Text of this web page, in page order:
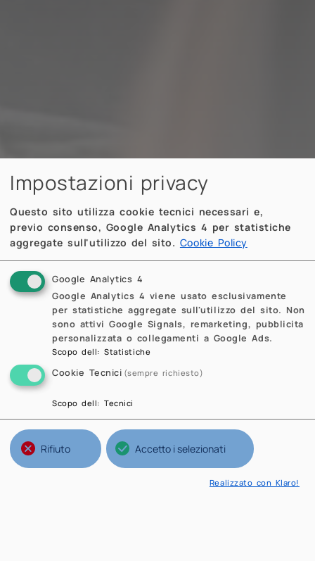
Impostazioni privacy
Questo sito utilizza cookie tecnici necessari e,
previo consenso, Google Analytics 4 per statistiche
aggregate sull'utilizzo del sito. Cookie Policy
Google Analytics 4
Google Analytics 4 viene usato esclusivamente
per statistiche aggregate sull'utilizzo del sito. Non
sono attivi Google Signals, remarketing, pubblicita
personalizzata o collegamenti a Google Ads.
Scopo dell:Statistiche
Cookie Tecnici (sempre richiesto)
Scopo dell:Tecnici
Rifiuto Accetto i selezionati
Realizzato con Klaro!